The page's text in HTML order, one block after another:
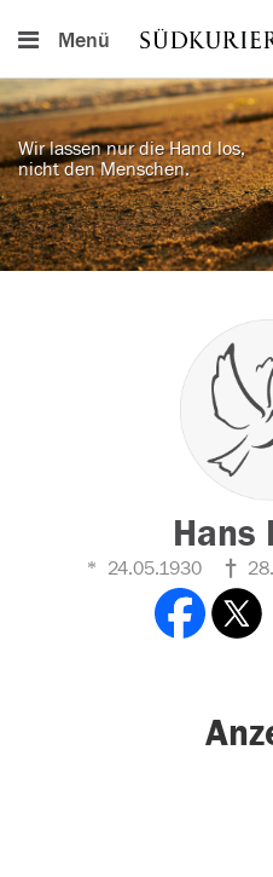
Menü
Wir lassen nur die Hand los,
nicht den Menschen.
Hans
24.05.1930